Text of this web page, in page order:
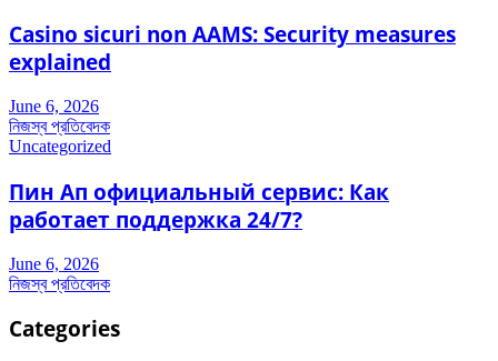
Casino sicuri non AAMS: Security measures
explained
June 6, 2026
নিজস্ব প্রতিবেদক
Uncategorized
Пин Ап официальный сервис: Как
работает поддержка 24/7?
June 6, 2026
নিজস্ব প্রতিবেদক
Categories